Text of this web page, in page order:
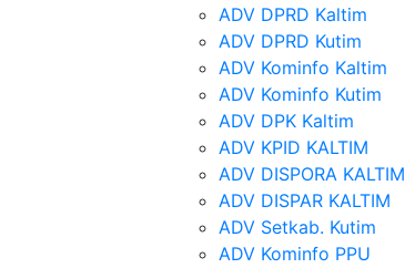
ADV DPRD Kaltim
ADV DPRD Kutim
ADV Kominfo Kaltim
ADV Kominfo Kutim
ADV DPK Kaltim
ADV KPID KALTIM
ADV DISPORA KALTIM
ADV DISPAR KALTIM
ADV Setkab. Kutim
ADV Kominfo PPU